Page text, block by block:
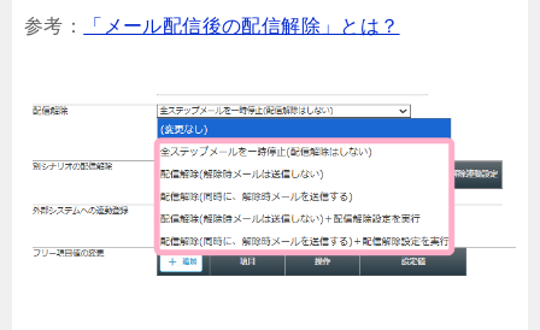
参考：
「メール配信後の配信解除」とは？